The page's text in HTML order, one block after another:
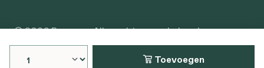
Toevoegen
© 2026 Bonusan. Alle rechten voorbehouden
Edisonstraat 64, 3281 NC Numansdorp